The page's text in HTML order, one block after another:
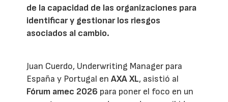
de la capacidad de las organizaciones para
identificar y gestionar los riesgos
asociados al cambio.
Juan Cuerdo, Underwriting Manager para
España y Portugal enAXA XL, asistió al
Fórum amec 2026 para poner el foco en un